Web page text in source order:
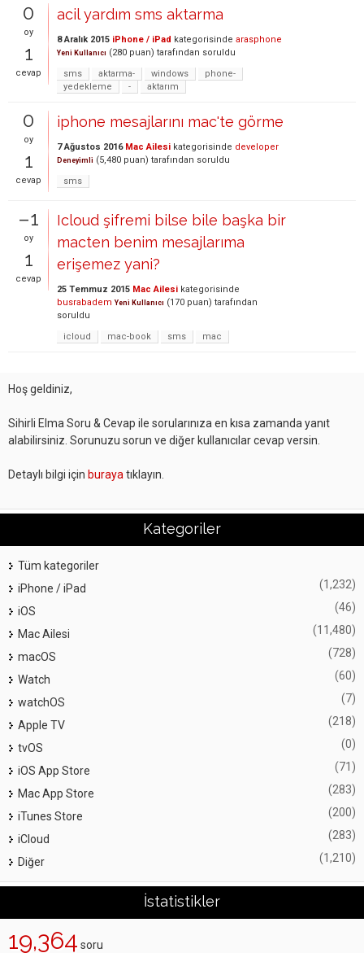
0
oy
1
cevap
acil yardım sms aktarma
8 Aralık 2015 iPhone / iPad kategorisinde arasphone
Yeni Kullanıcı (280 puan) tarafından soruldu
sms
aktarma- windows
phone-
yedekleme
- aktarım
0
oy
1
cevap
iphone mesajlarını mac'te görme
7 Ağustos 2016 Mac Ailesi kategorisinde developer
Deneyimli (5,480 puan) tarafından soruldu
sms
–1
oy
1
cevap
Icloud şifremi bilse bile başka bir
macten benim mesajlarıma
erişemez yani?
25 Temmuz 2015 Mac Ailesi kategorisinde
busrabadem Yeni Kullanıcı (170 puan) tarafından
soruldu
icloud
mac-book sms mac
Hoş geldiniz,
Sihirli Elma Soru & Cevap ile sorularınıza en kısa zamanda yanıt
alabilirsiniz. Sorunuzu sorun ve diğer kullanıcılar cevap versin.
Detaylı bilgi için buraya tıklayın.
Kategoriler
Tüm kategoriler
iPhone / iPad
(1,232)
iOS (46)
Mac Ailesi (11,480)
macOS (728)
Watch (60)
watchOS (7)
Apple TV (218)
tvOS (0)
iOS App Store (71)
Mac App Store (283)
iTunes Store (200)
iCloud (283)
Diğer (1,210)
İstatistikler
19,364 soru